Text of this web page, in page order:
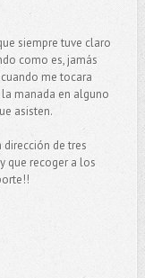
siempre tuve claro
como es, jamás
me tocara
manada en alguno
asisten.
dirección de tres
que recoger a los